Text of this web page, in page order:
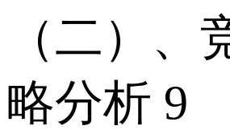
（二）、
略分析 9